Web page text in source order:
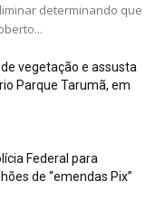
determinando que
vegetação e assusta
Parque Tarumã, em
Federal para
de “emendas Pix”